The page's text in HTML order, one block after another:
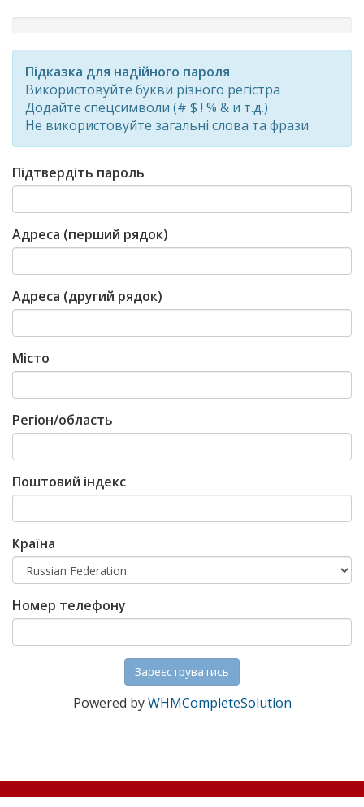
Rating:
Підказка для надійного пароля
Використовуйте букви різного регістра
Додайте спецсимволи (# $ ! % & и т.д.)
Не використовуйте загальні слова та фрази
Підтвердіть пароль
Адреса (перший рядок)
Адреса (другий рядок)
Місто
Регіон/область
Поштовий індекс
Країна
Номер телефону
Powered byWHMCompleteSolution